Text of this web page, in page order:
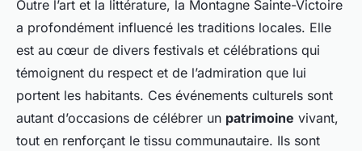
Outre l’art et la littérature, la Montagne Sainte-Victoire
a profondément influencé les traditions locales. Elle
est au cœur de divers festivals et célébrations qui
témoignent du respect et de l’admiration que lui
portent les habitants. Ces événements culturels sont
autant d’occasions de célébrer un patrimoine vivant,
tout en renforçant le tissu communautaire. Ils sont